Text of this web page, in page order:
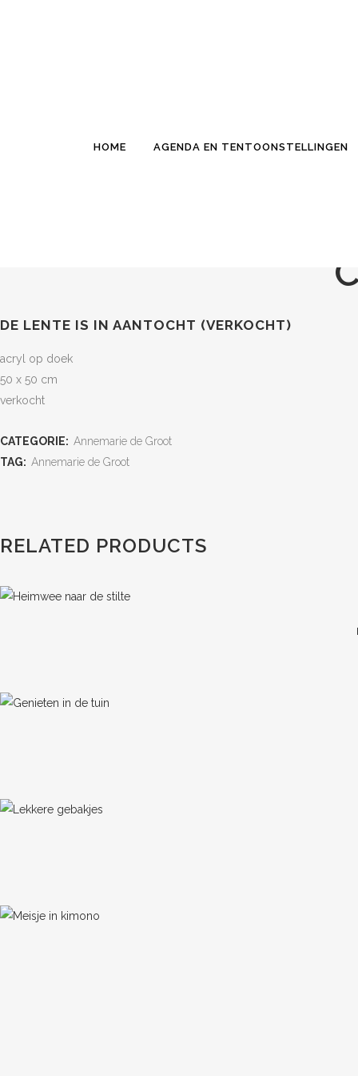
HOME AGENDA EN TENTOONSTELLINGEN
DE LENTE IS IN AANTOCHT (VERKOCHT)
acryl op doek
50 x 50 cm
verkocht
CATEGORIE: Annemarie de Groot
TAG: Annemarie de Groot
RELATED PRODUCTS